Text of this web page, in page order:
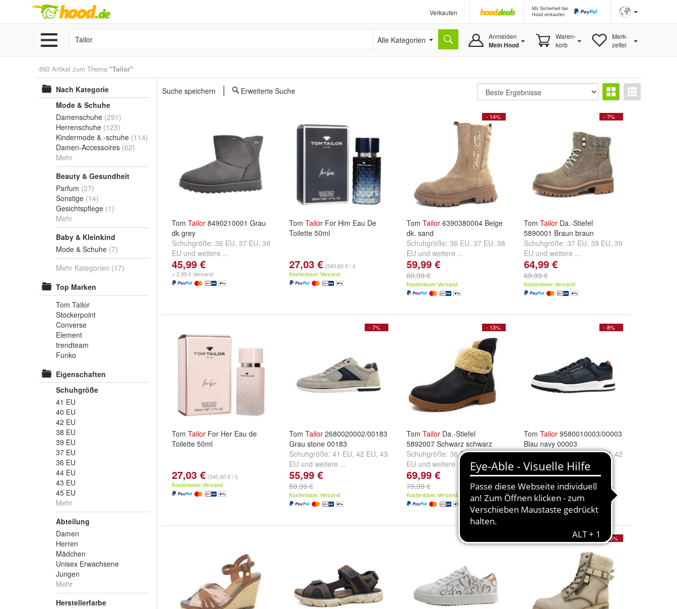
Verkaufen
Mit Sicherheit bei
Hood einkaufen
Alle Kategorien Anmelden
Mein Hood
Waren-
korb
Merk-
zettel
693 Artikel zum Thema "Tailor"
Nach Kategorie
Mode & Schuhe
Damenschuhe (291)
Herrenschuhe (123)
Kindermode & -schuhe (114)
Damen-Accessoires (62)
Mehr
Beauty & Gesundheit
Parfum (27)
Sonstige (14)
Gesichtspflege (1)
Mehr
Baby & Kleinkind
Mode & Schuhe (7)
Mehr Kategorien (17)
Top Marken
Tom Tailor
Stockerpoint
Converse
Element
trendteam
Funko
Eigenschaften
Schuhgröße
41 EU
40 EU
42 EU
38 EU
39 EU
37 EU
36 EU
44 EU
43 EU
45 EU
Mehr
Abteilung
Damen
Herren
Mädchen
Unisex Erwachsene
Jungen
Mehr
Herstellerfarbe
Suche speichern Erweiterte Suche
Tom Tailor 8490210001 Grau
dk grey
Schuhgröße: 36 EU, 37 EU, 38
EU und weitere ...
45,99 €
+ 2,99 € Versand
Tom Tailor For Him Eau De
Toilette 50ml
27,03 € (540,60 € / l)
Kostenloser Versand
- 14%
Tom Tailor 6390380004 Beige
dk. sand
Schuhgröße: 36 EU, 37 EU, 38
EU und weitere ...
59,99 €
69,99 €
Kostenloser Versand
- 7%
Tom Tailor Da.-Stiefel
5890001 Braun braun
Schuhgröße: 37 EU, 38 EU, 39
EU und weitere ...
64,99 €
69,99 €
Kostenloser Versand
Tom Tailor For Her Eau de
Toilette 50ml
27,03 € (540,60 € / l)
Kostenloser Versand
- 7%
Tom Tailor 2680020002/00183
Grau stone 00183
Schuhgröße: 41 EU, 42 EU, 43
EU und weitere ...
55,99 €
59,99 €
Kostenloser Versand
- 13%
Tom Tailor Da.-Stiefel
5892007 Schwarz schwarz
Schuhgröße: 36 EU,37 EU,38
EU und weitere ...
69,99 €
79,99 €
Kostenloser Versand
- 8%
Tom Tailor 9580010003/00003
Blau navy 00003
Schuhgröße:40 EU,41 EU,42
EUundweitere ...
54,99 €
59,99 €
Kostenloser Versand
- 15%